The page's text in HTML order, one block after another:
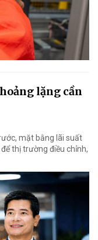
lặng cần
mặt bằng lãi suất
thị trường điều chỉnh,